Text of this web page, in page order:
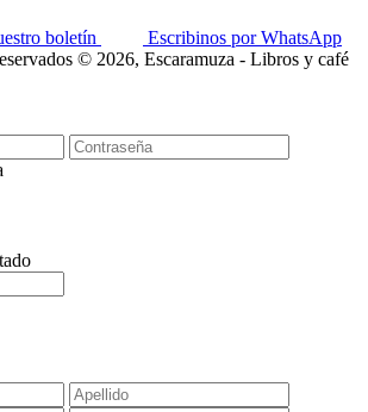
boletín
Escribinos por WhatsApp
© 2026, Escaramuza - Libros y café